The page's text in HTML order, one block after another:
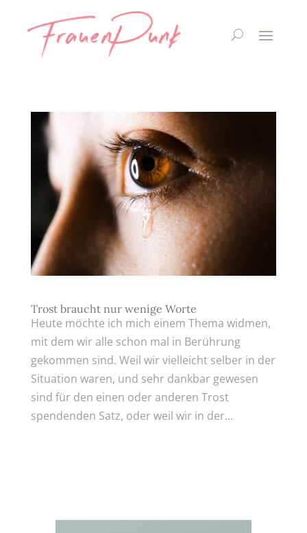
Trost braucht nur wenige Worte
Heute möchte ich mich einem Thema widmen,
mit dem wir alle schon mal in Berührung
gekommen sind. Weil wir vielleicht selber in der
Situation waren, und sehr dankbar gewesen
sind für den einen oder anderen Trost
spendenden Satz, oder weil wir in der...